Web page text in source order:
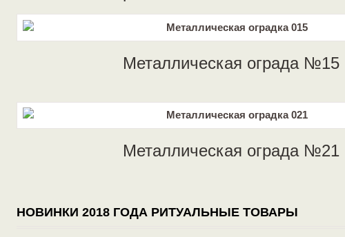
Металлическая ограда №15
Металлическая ограда №21
НОВИНКИ 2018 ГОДА РИТУАЛЬНЫЕ ТОВАРЫ